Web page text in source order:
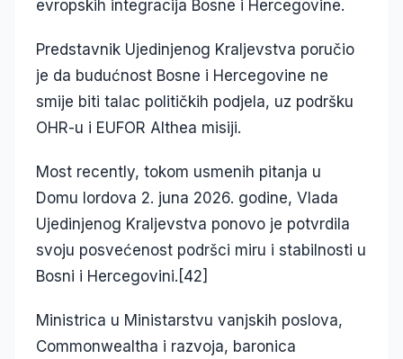
evropskih integracija Bosne i Hercegovine.
Predstavnik Ujedinjenog Kraljevstva poručio
je da budućnost Bosne i Hercegovine ne
smije biti talac političkih podjela, uz podršku
OHR-u i EUFOR Althea misiji.
Most recently, tokom usmenih pitanja u
Domu lordova 2. juna 2026. godine, Vlada
Ujedinjenog Kraljevstva ponovo je potvrdila
svoju posvećenost podršci miru i stabilnosti u
Bosni i Hercegovini.[42]
Ministrica u Ministarstvu vanjskih poslova,
Commonwealtha i razvoja, baronica